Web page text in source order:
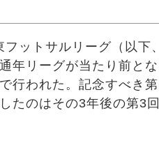
ットサルリーグ（以下
年リーグが当たり前と
行われた。記念すべき
たのはその3年後の第3